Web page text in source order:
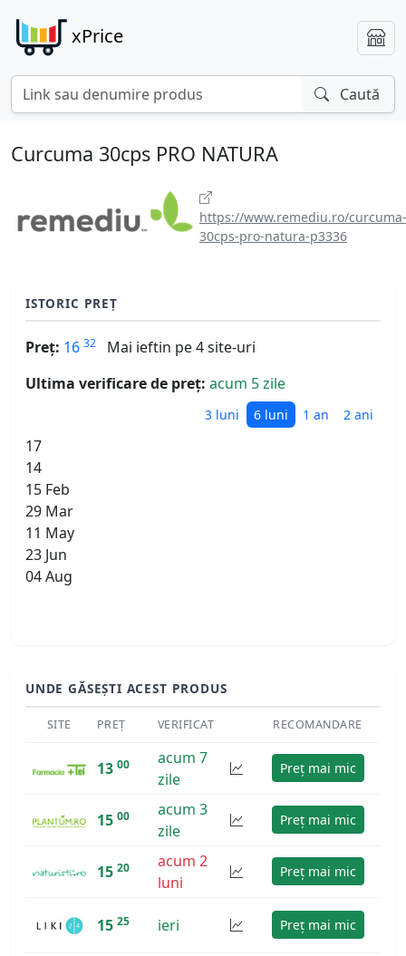
xPrice
Caută
Curcuma 30cps PRO NATURA
https://www.remediu.ro/curcuma-
30cps-pro-natura-p3336
ISTORIC PREȚ
Preț: 16 32
Mai ieftin pe 4 site-uri
Ultima verificare de preț: acum 5 zile
3 luni 6 luni 1 an 2 ani
17
14
15 Feb
29 Mar
11 May
23 Jun
04 Aug
UNDE GĂSEȘTI ACEST PRODUS
SITE PREȚ VERIFICAT RECOMANDARE
13 00
acum 7
zile
Preț mai mic
15 00
acum 3
zile
Preț mai mic
15 20
acum 2
luni
Preț mai mic
15 25 ieri Preț mai mic